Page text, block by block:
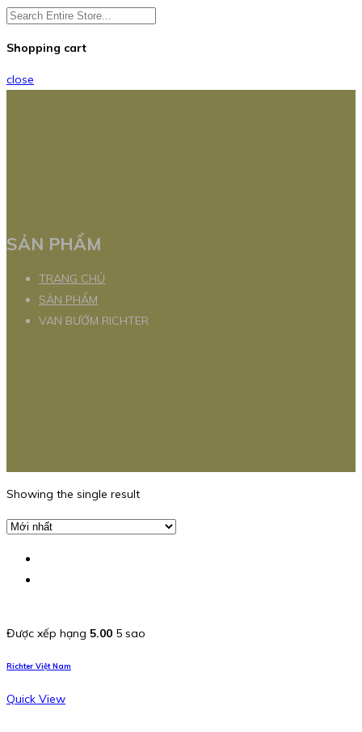
Shopping cart
close
SẢN PHẨM
TRANG CHỦ
SẢN PHẨM
VAN BƯỚM RICHTER
Showing the single result
Được xếp hạng 5.00 5 sao
Richter Việt Nam
Quick View